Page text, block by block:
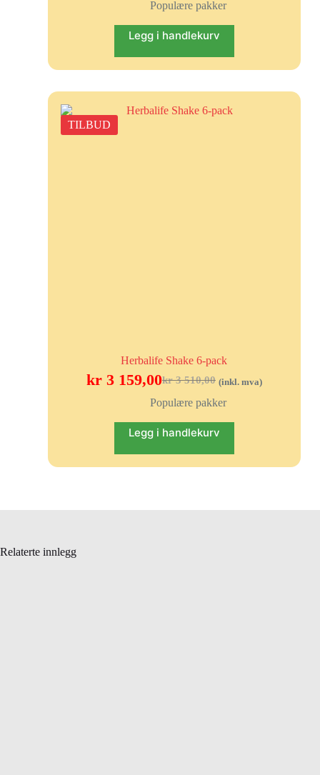
Populære pakker
Legg i handlekurv
TILBUD
Herbalife Shake 6-pack
kr3 510,00
kr3 159,00 (inkl. mva)
Populære pakker
Legg i handlekurv
Relaterte innlegg